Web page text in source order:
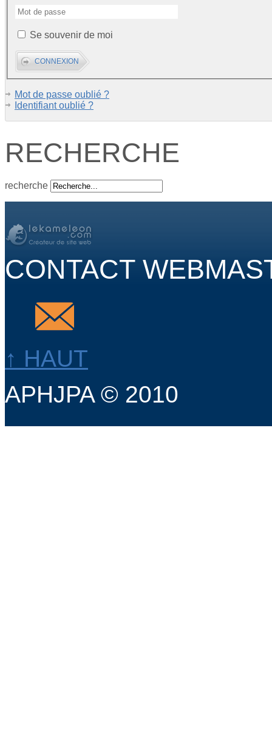
Se souvenir de moi
Mot de passe oublié ?
Identifiant oublié ?
RECHERCHE
recherche
CONTACT
↑ HAUT
APHJPA © 2010